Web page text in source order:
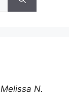
Melissa N.